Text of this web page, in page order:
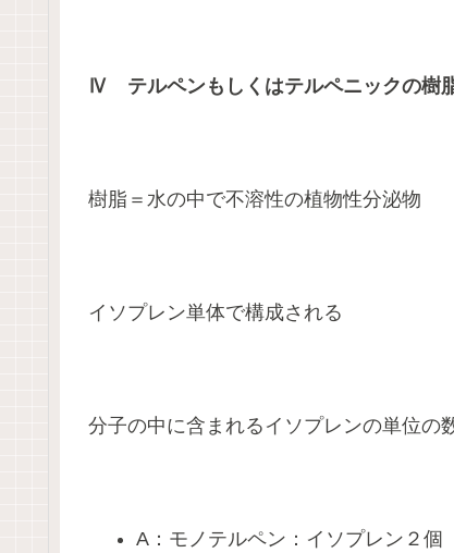
Ⅳ テルペンもしくはテルペニックの樹
樹脂＝水の中で不溶性の植物性分泌物
イソプレン単体で構成される
分子の中に含まれるイソプレンの単位の
A：モノテルペン：イソプレン２個